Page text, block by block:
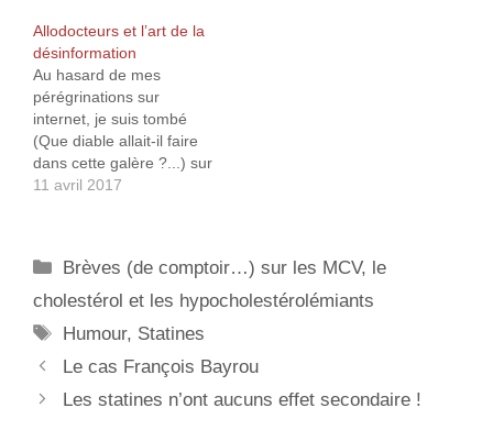
toujours répondre le plus
simplement possible à
ces demandes dans la
mesure de mes
connaissances, car je
suis sincèrement
persuadé que le savoir
doit être partagé et
Allodocteurs et l’art de la
désinformation
Au hasard de mes
pérégrinations sur
internet, je suis tombé
(Que diable allait-il faire
dans cette galère ?...) sur
un article récent (mars
solution en cas de
mauvaise tolérance aux
11 avril 2017
Catégories
Brèves (de comptoir…) sur les MCV, le
cholestérol et les hypocholestérolémiants
Étiquettes
Humour, Statines
Le cas François Bayrou
Les statines n’ont aucuns effet secondaire !